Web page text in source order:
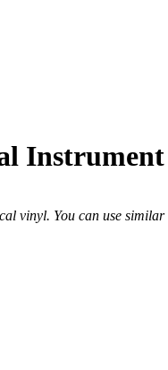
Instrument
vinyl. You can use